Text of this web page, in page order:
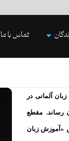
تماس با ما
زبان آلمانی در
رساند. مقطع
«آموزش زبان